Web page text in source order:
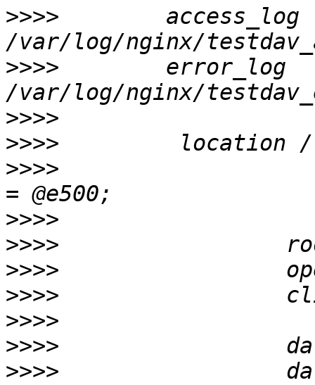
>>>>
        access_log
>>>>
        error_log
>>>>
>>>>
>>>>
>>>>
>>>>
>>>>
>>>>
>>>>
>>>>
>>>>